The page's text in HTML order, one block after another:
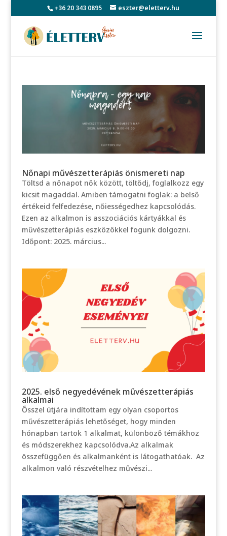
+36 20 343 0895 eszter@eletterv.hu
Nőnapi művészetterápiás önismereti nap
Töltsd a nőnapot nők között, töltődj, foglalkozz egy
kicsit magaddal. Amiben támogatni foglak: a belső
értékeid felfedezése, nőiességedhez kapcsolódás.
Ezen az alkalmon is asszociációs kártyákkal és
művészetterápiás eszközökkel fogunk dolgozni.
Időpont: 2025. március...
2025. első negyedévének művészetterápiás
alkalmai
Ősszel útjára indítottam egy olyan csoportos
művészetterápiás lehetőséget, hogy minden
hónapban tartok 1 alkalmat, különböző témákhoz
és módszerekhez kapcsolódva.Az alkalmak
összefüggően és alkalmanként is látogathatóak. Az
alkalmon való részvételhez művészi...